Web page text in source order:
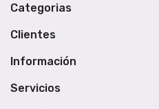
Categorias
Clientes
Información
Servicios